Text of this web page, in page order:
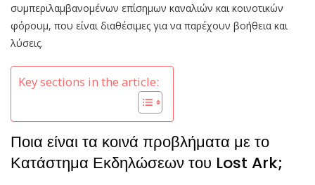
συμπεριλαμβανομένων επίσημων καναλιών και κοινοτικών
φόρουμ, που είναι διαθέσιμες για να παρέχουν βοήθεια και
λύσεις.
Key sections in the article:
Ποια είναι τα κοινά προβλήματα με το
Κατάστημα Εκδηλώσεων του Lost Ark;